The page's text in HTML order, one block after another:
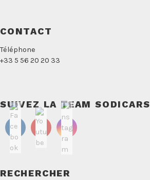
CONTACT
Téléphone
+33 5 56 20 20 33
SUIVEZ LA TEAM SODICARS
RECHERCHER